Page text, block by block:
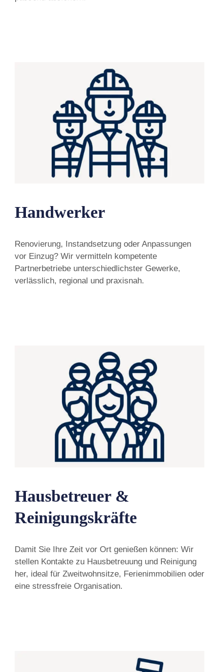
Handwerker
Renovierung, Instandsetzung oder Anpassungen
vor Einzug? Wir vermitteln kompetente
Partnerbetriebe unterschiedlichster Gewerke,
verlässlich, regional und praxisnah.
Hausbetreuer &
Reinigungskräfte
Damit Sie Ihre Zeit vor Ort genießen können: Wir
stellen Kontakte zu Hausbetreuung und Reinigung
her, ideal für Zweitwohnsitze, Ferienimmobilien oder
eine stressfreie Organisation.